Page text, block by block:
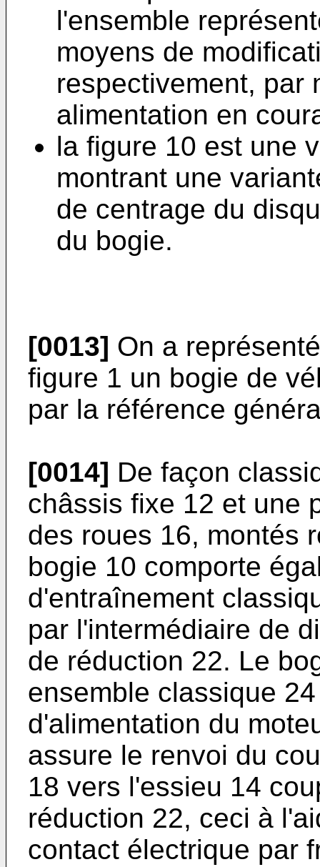
l'ensemble
moyens de
respectivement, par
alimentation en
la figure 10 est une
montrant une
de centrage du
du bogie.
[0013] On a
figure 1 un bogie de
par la référence
[0014] De façon
châssis fixe 12 et une
des roues 16, montés
bogie 10 comporte
d'entraînement
par l'intermédiaire de
de réduction 22. Le
ensemble classique
d'alimentation du
assure le renvoi du
18 vers l'essieu 14
réduction 22, ceci à
contact électrique par